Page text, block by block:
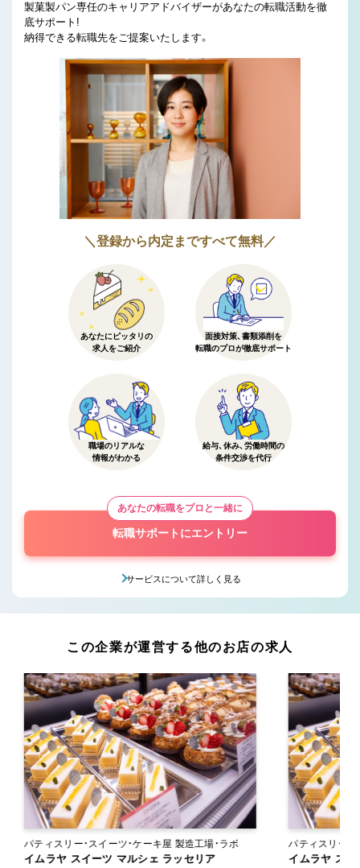
製菓製パン専任のキャリアアドバイザーがあなたの転職活動を徹
底サポート!
納得できる転職先をご提案いたします。
＼登録から内定まですべて無料／
あなたにピッタリの
求人をご紹介
面接対策、書類添削を
転職のプロが徹底サポート
職場のリアルな
情報がわかる
給与、休み、労働時間の
条件交渉を代行
あなたの転職をプロと一緒に
転職サポートにエントリー
サービスについて詳しく見る
この企業が運営する他のお店の求人
パティスリー・スイーツ・ケーキ屋 製造工場・ラボ
イムラヤ スイーツ マルシェ ラッセリア イムラヤ スイ